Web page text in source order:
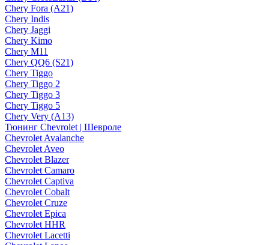
Chery Fora (A21)
Chery Indis
Chery Jaggi
Chery Kimo
Chery M11
Chery QQ6 (S21)
Chery Tiggo
Chery Tiggo 2
Chery Tiggo 3
Chery Tiggo 5
Chery Very (A13)
Тюнинг Chevrolet | Шевроле
Chevrolet Avalanche
Chevrolet Aveo
Chevrolet Blazer
Chevrolet Camaro
Chevrolet Captiva
Chevrolet Cobalt
Chevrolet Cruze
Chevrolet Epica
Chevrolet HHR
Chevrolet Lacetti